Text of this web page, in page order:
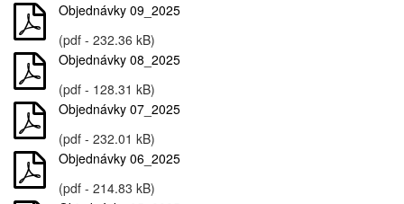
Objednávky 09_2025
(pdf - 232.36 kB)
Objednávky 08_2025
(pdf - 128.31 kB)
Objednávky 07_2025
(pdf - 232.01 kB)
Objednávky 06_2025
(pdf - 214.83 kB)